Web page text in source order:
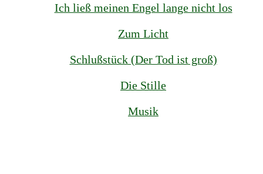
Ich ließ meinen Engel lange nicht los
Zum Licht
Schlußstück (Der Tod ist groß)
Die Stille
Musik